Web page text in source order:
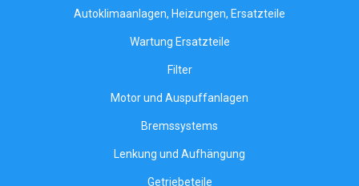
Autoklimaanlagen, Heizungen, Ersatzteile
Wartung Ersatzteile
Filter
Motor und Auspuffanlagen
Bremssystems
Lenkung und Aufhängung
Getriebeteile